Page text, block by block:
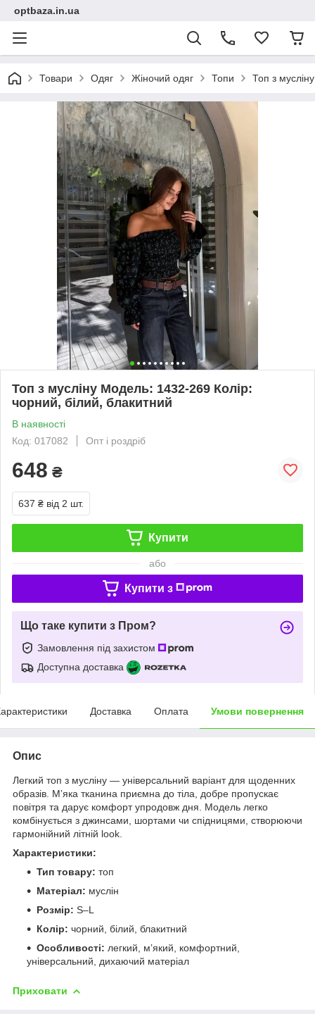
optbaza.in.ua
Товари Одяг Жіночий одяг Топи Топ з
Топ з мусліну Модель: 1432-269 Колір:
чорний, білий, блакитний
В наявності
Код: 017082
Опт і роздріб
648 ₴
637 ₴ від 2 шт.
Купити
або
Купити з
Що таке купити з Пром?
Замовлення під захистом
Доступна доставка
Доставка Оплата Умови повернення
Опис
Легкий топ з мусліну — універсальний варіант для щоденних
образів. Мʼяка тканина приємна до тіла, добре пропускає
повітря та дарує комфорт упродовж дня. Модель легко
комбінується з джинсами, шортами чи спідницями, створюючи
гармонійний літній look.
Характеристики:
Тип товару: топ
Матеріал: муслін
Розмір: S–L
Колір: чорний, білий, блакитний
Особливості: легкий, мʼякий, комфортний,
універсальний, дихаючий матеріал
Приховати